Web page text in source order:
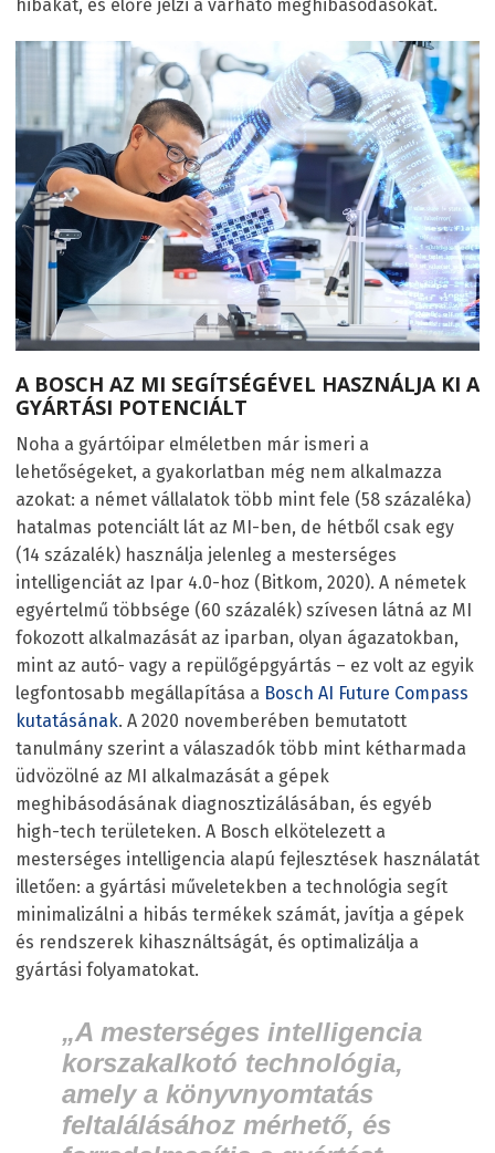
hibákat, és előre jelzi a várható meghibásodásokat.
A BOSCH AZ MI SEGÍTSÉGÉVEL HASZNÁLJA KI A
GYÁRTÁSI POTENCIÁLT
Noha a gyártóipar elméletben már ismeri a
lehetőségeket, a gyakorlatban még nem alkalmazza
azokat: a német vállalatok több mint fele (58 százaléka)
hatalmas potenciált lát az MI-ben, de hétből csak egy
(14 százalék) használja jelenleg a mesterséges
intelligenciát az Ipar 4.0-hoz (Bitkom, 2020). A németek
egyértelmű többsége (60 százalék) szívesen látná az MI
fokozott alkalmazását az iparban, olyan ágazatokban,
mint az autó- vagy a repülőgépgyártás – ez volt az egyik
legfontosabb megállapítása a Bosch AI Future Compass
kutatásának. A 2020 novemberében bemutatott
tanulmány szerint a válaszadók több mint kétharmada
üdvözölné az MI alkalmazását a gépek
meghibásodásának diagnosztizálásában, és egyéb
high-tech területeken. A Bosch elkötelezett a
mesterséges intelligencia alapú fejlesztések használatát
illetően: a gyártási műveletekben a technológia segít
minimalizálni a hibás termékek számát, javítja a gépek
és rendszerek kihasználtságát, és optimalizálja a
gyártási folyamatokat.
„A mesterséges intelligencia
korszakalkotó technológia,
amely a könyvnyomtatás
feltalálásához mérhető, és